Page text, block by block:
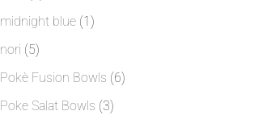
Produkte
midnight blue 11
nori 55
Produkte
Pokè Fusion Bowls 66
Poke Salat Bowls 33